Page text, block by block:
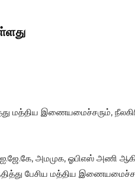
மத்திய இணையமைச்சரும்,
அமமுக, ஓபிஎஸ் அணி
பேசிய மத்திய